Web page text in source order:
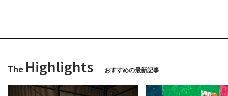
The Highlights おすすめの最新記事